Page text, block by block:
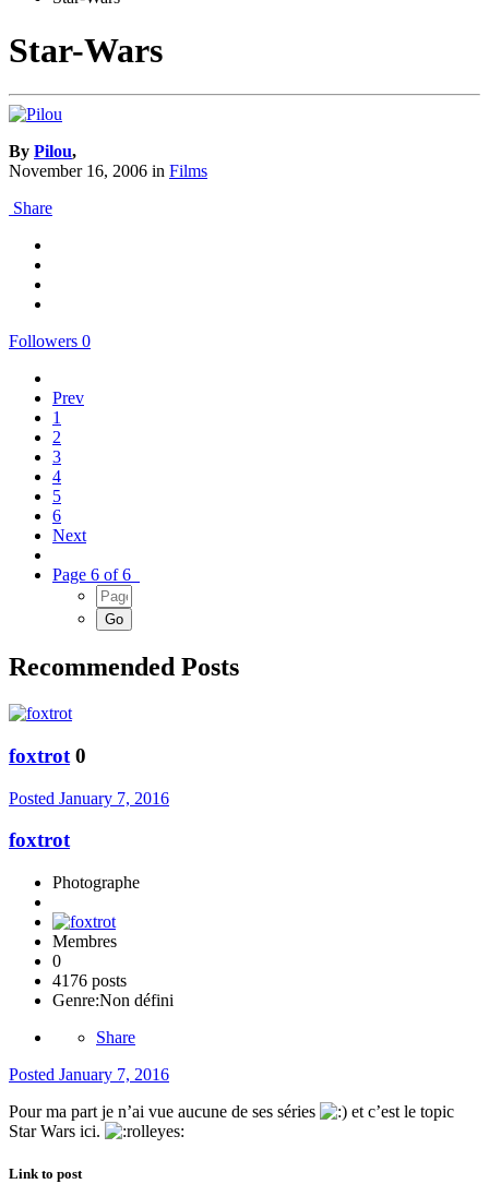
Star-Wars
By Pilou,
November 16, 2006 in Films
Share
Followers 0
Prev
1
2
3
4
5
6
Next
Page 6 of 6
Recommended Posts
foxtrot 0
Posted January 7, 2016
foxtrot
Photographe
Membres
0
4176 posts
Genre:Non défini
Share
Posted January 7, 2016
Pour ma part je n’ai vue aucune de ses séries
et c’est le topic
Star Wars ici.
Link to post